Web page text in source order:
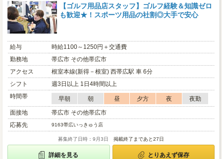
【ゴルフ用品店スタッフ】ゴルフ経験＆知識ゼロ
も歓迎★！スポーツ用品の社割◎大手で安心
給与
時給1100～1250円＋交通費
勤務地
帯広市 その他帯広市
アクセス
根室本線(新得－根室) 西帯広駅 車 6分
シフト
週3日以上 1日4時間以上
時間帯
早朝 朝 昼 夕方 夜
夜勤
面接地
帯広市 その他帯広市
応募先
9163帯広いっきゅう店
募集終了日時：9月3日 掲載終了まであと27日
詳細を見る とりあえず保存